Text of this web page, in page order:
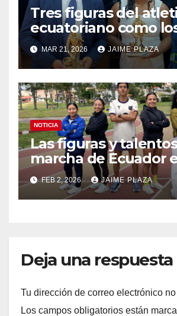
Tres figuras del
ecuatoriano como
mejores de
MAR 21, 2026 JAIME PLAZA
NOTICIA
Las figuras y
marcha de Ecuador
en Machala
FEB 2, 2026 JAIME PLAZA
Deja una respuesta
Tu dirección de correo electrónico
Los campos obligatorios están